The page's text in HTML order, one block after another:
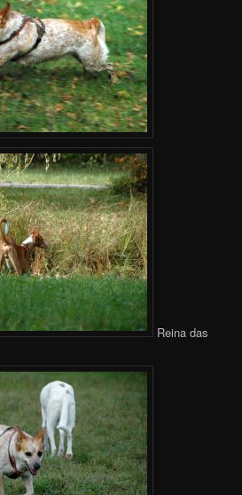
Reina das